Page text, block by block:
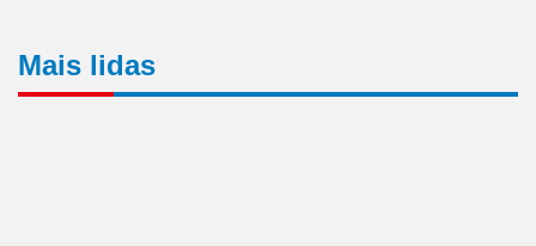
Mais lidas